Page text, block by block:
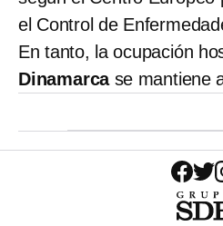
el Control de
En tanto, la ocupación
Dinamarcase mantiene